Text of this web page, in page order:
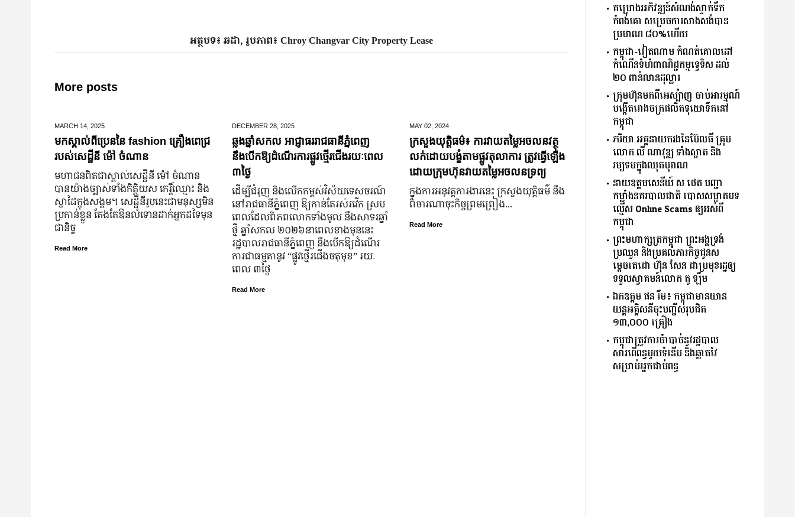
អត្ថបទ៖ ឆដា, រូបភាព៖ Chroy Changvar City Property Lease
More posts
MARCH 14, 2025
មកស្គាល់ពីប្រេននៃ​ fashion គ្រឿងពេជ្រ
របស់សេដ្ឋីនី ម៉ៅ ចំណាន
មហាជន​ពិតជា​ស្គាល់​សេដ្ឋី​នី ម៉ៅ ចំណាន
បាន​យ៉ាង​ច្បាស់​ទាំង​កិត្តិយស កេរ្តិ៍ឈ្មោះ និង​
ស្នាដៃ​ក្នុង​សង្គម។ សេដ្ឋី​នី​រូប​នេះ​ជា​មនុស្ស​មិន​
ប្រកាន់​ខ្លួន តែងតែ​ឱនលំទោន​ដាក់​អ្នក​ដទៃ​មុន​
ជានិច្ច
Read More
DECEMBER 28, 2025
ឆ្លងឆ្នាំសកល អាជ្ញាធររាជធានីភ្នំពេញ
នឹងបើកឱ្យដំណើរការផ្លូវថ្មើរជើងរយៈពេល
៣ថ្ងៃ
ដើម្បីជំរុញ និងលើកកម្ពស់វិស័យទេសចរណ៍
នៅរាជធានីភ្នំពេញ ឱ្យកាន់តែរស់រវើក ស្រប
ពេលដែលពិភពលោកទាំងមូល នឹង​សាទរឆ្នាំ
ថ្មី ឆ្នាំសកល ២០២៦នាពេលខាងមុននេះ
រដ្ឋបាលរាជធានីភ្នំពេញ នឹងបើកឱ្យដំណើរ
ការជាធម្មតានូវ “ផ្លូវថ្មើរជើងចតុមុខ” រយៈ
ពេល ៣ថ្ងៃ
Read More
MAY 02, 2024
ក្រសួងយុត្តិធម៌៖ ការវាយតម្លៃអចលនវត្ថុ
លក់ដោយបង្ខំតាមផ្លូវតុលាការ ត្រូវធ្វើឡើង
ដោយក្រុមហ៊ុនវាយតម្លៃអចលនទ្រព្យ
ក្នុងការអនុវត្តការងារនេះ ក្រសួងយុត្តិធម៌ នឹង
ពិចារណាចុះកិច្ចព្រមព្រៀង...
Read More
គម្រោងអភិវឌ្ឍន៍សំណង់ស្ទាក់ទឹក
កំពង់គោ សម្រេចការសាងសង់បាន
ប្រមាណ ៨០%ហើយ
កម្ពុជា-វៀតណាម កំណត់គោលដៅ
កំណើនទំហំពាណិជ្ជកម្មទ្វេទិស ដល់
២០ ពាន់លានដុល្លារ
ក្រុមហ៊ុន​មកពីអេស្ប៉ាញ​ ចាប់អារម្មណ៍
បង្កើតរោងចក្រផលិតទុយោទឹកនៅ
កម្ពុជា
ភរិយា អគ្គនាយករងនៃប៊ែលធី គ្រុប
លោក លី ណាវុឌ្ឍ ទាំងស្អាត និង
រម្យទមក្នុងឈុតបុរាណ
នាយឧត្តមសេនីយ៍ ស ថេត បញ្ជា
កម្លាំងនគរបាលជាតិ បោសសម្អាតបទ
ល្មើស Online Scams ឲ្យអស់ពី
កម្ពុជា
ព្រះមហាក្សត្រកម្ពុជា ព្រះអង្គទ្រង់
ប្រឈួន និងប្រគល់ភារ​កិច្ចជូនស
ម្តេចតេជោ ហ៊ុន សែន ជាប្រមុខរដ្ឋឲ្យ
ទទួលស្វាគមន៍លោក តូ ឡឹម
ឯកឧត្តម ផន រឹម៖ កម្ពុជាមានយាន
យន្តអគ្គិសនីចុះបញ្ជីសរុបជិត
១៣,០០០ គ្រឿង
កម្ពុជាត្រូវការចំាបាច់នូវរដ្ឋបាល
សារពើពន្ធមួយទំនើប និងឆ្លាតវៃ
សម្រាប់អ្នកជាប់ពន្ធ